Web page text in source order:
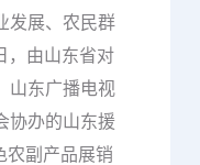
发展、农民群
，由山东省对
山东广播电视
协办的山东援
农副产品展销